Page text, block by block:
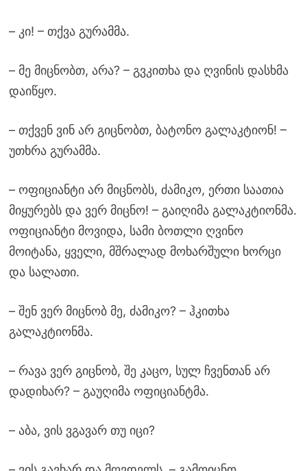
– კი! – თქვა გურამმა.
– მე მიცნობთ, არა? – გვკითხა და ღვინის დასხმა
დაიწყო.
– თქვენ ვინ არ გიცნობთ, ბატონო გალაკტიონ! –
უთხრა გურამმა.
– ოფიციანტი არ მიცნობს, ძამიკო, ერთი საათია
მიყურებს და ვერ მიცნო! – გაიღიმა გალაკტიონმა.
ოფიციანტი მოვიდა, სამი ბოთლი ღვინო
მოიტანა, ყველი, მშრალად მოხარშული ხორცი
და სალათი.
– შენ ვერ მიცნობ მე, ძამიკო? – ჰკითხა
გალაკტიონმა.
– რავა ვერ გიცნობ, შე კაცო, სულ ჩვენთან არ
დადიხარ? – გაუღიმა ოფიციანტმა.
– აბა, ვის ვგავარ თუ იცი?